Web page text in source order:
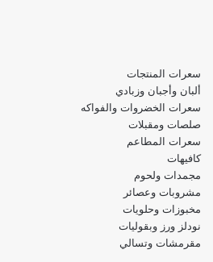
سعرات المنتجات
ألبان وأجبان وزبادي
سعرات الخضروات والفواكه
صلصات ومقبلات
سعرات المطاعم
كافيهات
مجمدات ولحوم
مشروبات وعصائر
مخبوزات وحلويات
نودلز ورز وبقوليات
مقرمشات وتسالي